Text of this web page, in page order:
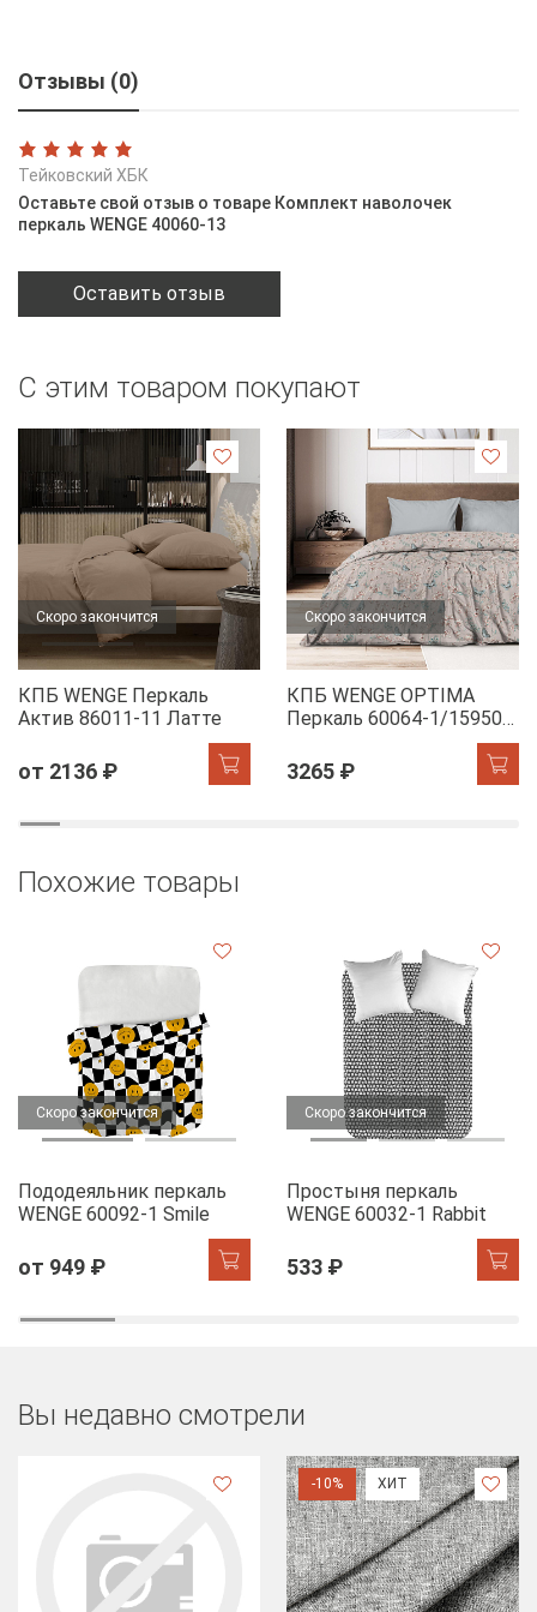
Отзывы (0)
Тейковский ХБК
Оставьте свой отзыв о товаре Комплект наволочек
перкаль WENGE 40060-13
Оставить отзыв
С этим товаром покупают
Скоро закончится
КПБ WENGE Перкаль
Актив 86011-11 Латте
от 2136 ₽
Скоро закончится
КПБ WENGE OPTIMA
Перкаль 60064-1/15950-
3265 ₽
Похожие товары
Скоро закончится
Пододеяльник перкаль
WENGE 60092-1 Smile
от 949 ₽
Скоро закончится
Простыня перкаль
WENGE 60032-1 Rabbit
533 ₽
Вы недавно смотрели
-10% ХИТ